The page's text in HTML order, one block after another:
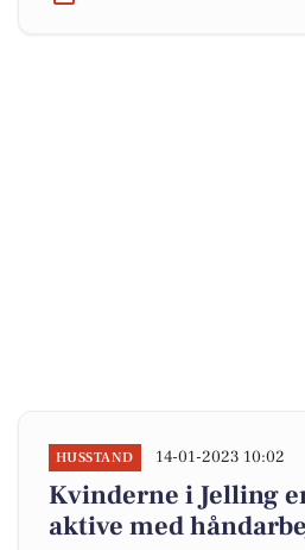
HUSSTAND 14-01-2023 10:02
Kvinderne i Jelling
aktive med